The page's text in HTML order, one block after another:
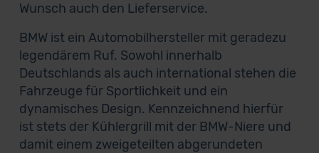
Wunsch auch den Lieferservice.
BMW ist ein Automobilhersteller mit geradezu
legendärem Ruf. Sowohl innerhalb
Deutschlands als auch international stehen die
Fahrzeuge für Sportlichkeit und ein
dynamisches Design. Kennzeichnend hierfür
ist stets der Kühlergrill mit der BMW-Niere und
damit einem zweigeteilten abgerundeten